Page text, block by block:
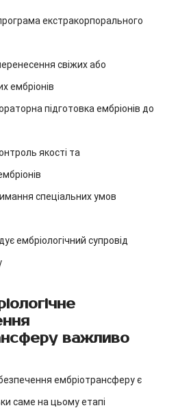
екстракорпорального
свіжих або
ембріонів
підготовка ембріонів до
якості та
спеціальних умов
ембріологічний супровід
важливо
ембріотрансферу є
саме на цьому етапі